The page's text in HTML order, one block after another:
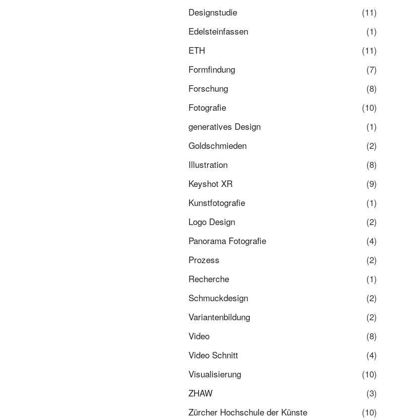
Designstudie
(11)
Edelsteinfassen
(1)
ETH
(11)
Formfindung
(7)
Forschung
(8)
Fotografie
(10)
generatives Design
(1)
Goldschmieden
(2)
Illustration
(8)
Keyshot XR
(9)
Kunstfotografie
(1)
Logo Design
(2)
Panorama Fotografie
(4)
Prozess
(2)
Recherche
(1)
Schmuckdesign
(2)
Variantenbildung
(2)
Video
(8)
Video Schnitt
(4)
Visualisierung
(10)
ZHAW
(3)
Zürcher Hochschule der Künste
(10)